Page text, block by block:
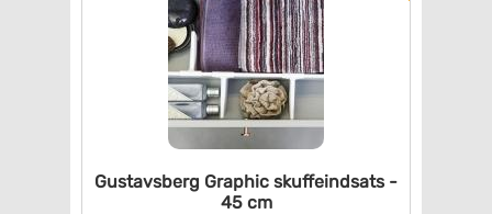
Gustavsberg Graphic skuffeindsats -
45 cm